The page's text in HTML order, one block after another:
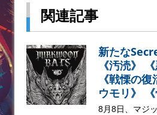
関連記事
新たな
《汚涜》
《戦慄の
ウモリ》
8月8日、マジ